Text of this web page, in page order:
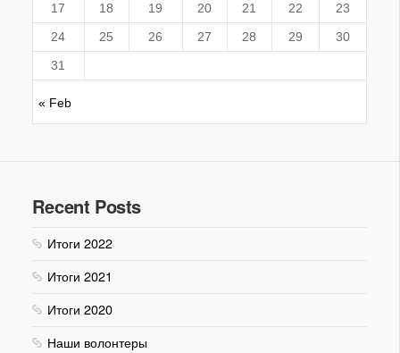
« Feb
17
18 19 20 21 22
23
24
25 26 27 28 29
30
31
Recent Posts
Итоги 2022
Итоги 2021
Итоги 2020
Наши волонтеры